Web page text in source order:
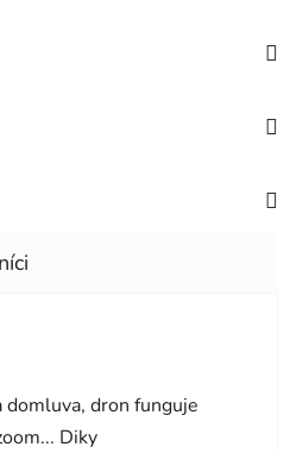
5 hvězdiček.
dron funguje
Diky